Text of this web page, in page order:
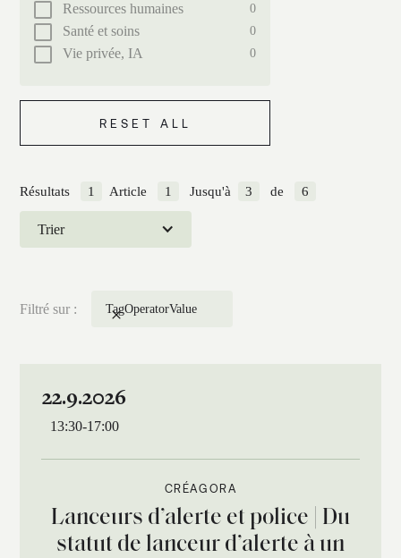
Ressources humaines 0
Santé et soins 0
Vie privée, IA 0
RESET ALL
Résultats 1 Article 1 Jusqu'à 3 de 6
Trier
Filtré sur : TagOperatorValue
22.9.2026
13:30-17:00
CRÉAGORA
Lanceurs d’alerte et police | Du
statut de lanceur d’alerte à un